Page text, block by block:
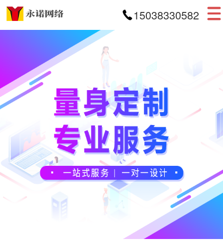
15038330582
首页
APP开发
小程序开发
案例展示
新闻资讯
关于我们